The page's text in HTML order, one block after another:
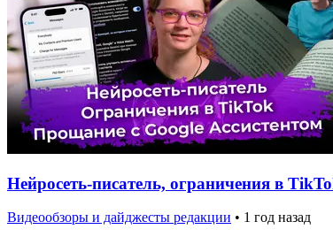
Нейросеть-писатель, ограничения в
Видеообзоры и дайджесты редакции • 1 год назад